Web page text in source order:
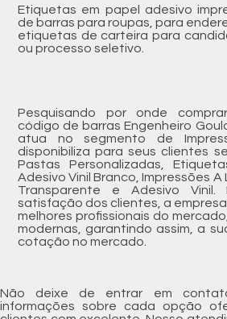
Etiquetas em papel adesivo
de barras para roupas, para
etiquetas de carteira para
ou processo seletivo.
Pesquisando por onde
código de barras Engenheiro
atua no segmento de
disponibiliza para seus clientes
Pastas Personalizadas,
Adesivo Vinil Branco, Impressões A
Transparente e Adesivo Vinil.
satisfação dos clientes, a
melhores profissionais do
modernas, garantindo assim, a
cotação no mercado.
Não deixe de entrar em
informações sobre cada opção